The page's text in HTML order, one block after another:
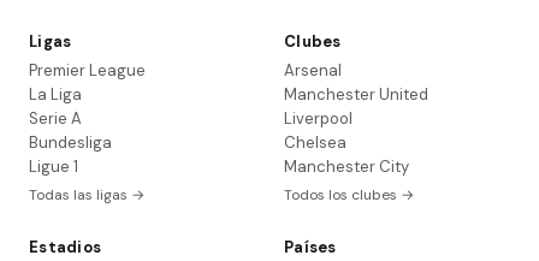
Ligas
Premier League
La Liga
Serie A
Bundesliga
Ligue 1
Todas las ligas →
Clubes
Arsenal
Manchester United
Liverpool
Chelsea
Manchester City
Todos los clubes →
Estadios
Países